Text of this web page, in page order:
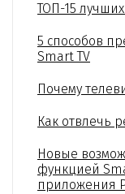
ТОП-15
5 способов
Smart TV
Почему
Как отвлечь
Новые
функцией
приложения